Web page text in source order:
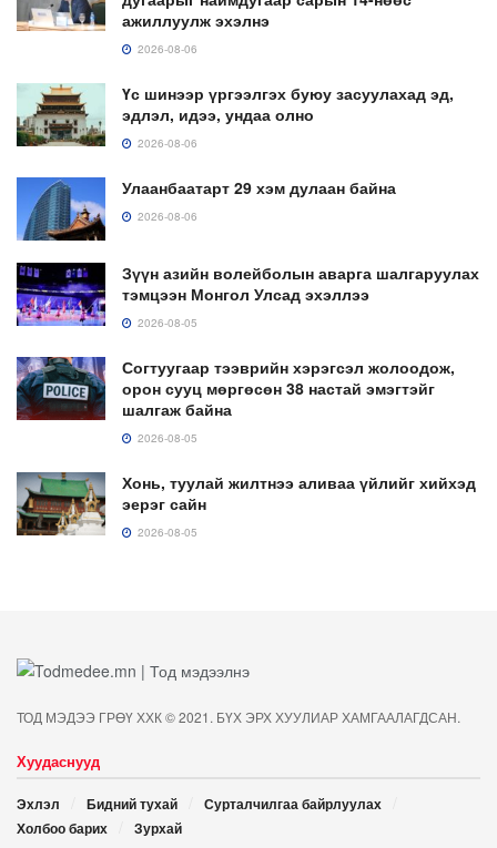
ажиллуулж эхэлнэ
2026-08-06
Үс шинээр үргээлгэх буюу засуулахад эд,
эдлэл, идээ, ундаа олно
2026-08-06
Улаанбаатарт 29 хэм дулаан байна
2026-08-06
Зүүн азийн волейболын аварга шалгаруулах
тэмцээн Монгол Улсад эхэллээ
2026-08-05
Согтуугаар тээврийн хэрэгсэл жолоодож,
орон сууц мөргөсөн 38 настай эмэгтэйг
шалгаж байна
2026-08-05
Хонь, туулай жилтнээ аливаа үйлийг хийхэд
эерэг сайн
2026-08-05
ТОД МЭДЭЭ ГРӨҮ ХХК © 2021. БҮХ ЭРХ ХУУЛИАР ХАМГААЛАГДСАН.
Хуудаснууд
Эхлэл Бидний тухай
Сурталчилгаа байрлуулах
Холбоо барих
Зурхай